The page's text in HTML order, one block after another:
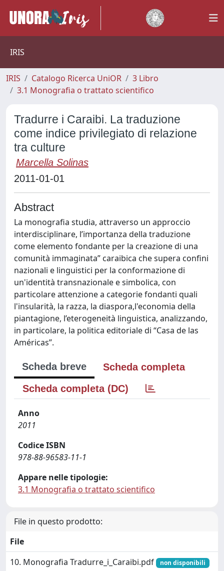
IRIS
IRIS Catalogo Ricerca UniOR
3 Libro
3.1 Monografia o trattato scientifico
Tradurre i Caraibi. La traduzione
come indice privilegiato di relazione
tra culture
Marcella Solinas
2011-01-01
Abstract
La monografia studia, attraverso un approccio
interdisciplinare, l’importanza della traduzione
come elemento fondante per la creazione di una
comunità immaginata” caraibica che supera confini
nazionali e linguistici per la conformazione di
un'identità transnazionale e simbolica, con
particolare attenzione a categorie fondanti quali
l'insularità, la razza, la diaspora,l'economia della
piantagione, l’eterogeneità linguistica, analizzando,
in particolare, la politica editoriale di “Casa de las
Américas”.
Scheda breve
Scheda completa
Scheda completa (DC)
Anno
2011
Codice ISBN
978-88-96583-11-1
Appare nelle tipologie:
3.1 Monografia o trattato scientifico
File in questo prodotto:
File
10. Monografia Tradurre_i_Caraibi.pdf
non disponibili